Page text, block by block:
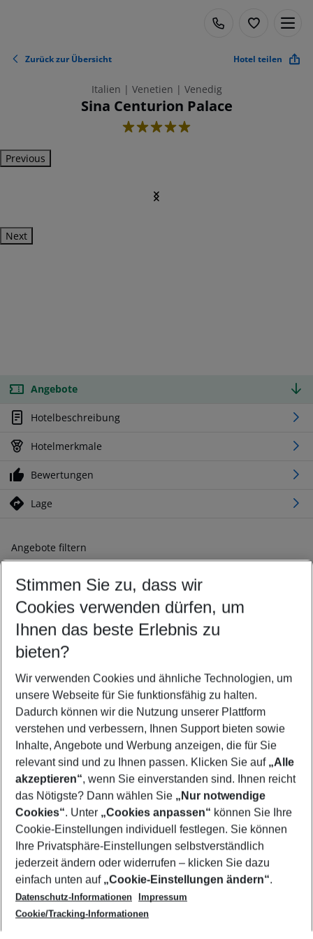
Zurück zur Übersicht Hotel teilen
Italien | Venetien | Venedig
Sina Centurion Palace
5
Previous
Next
Angebote
Hotelbeschreibung
Hotelmerkmale
Bewertungen
Lage
Angebote filtern
Ändern Sie Ihre Kriterien nach Ihren Wünschen
Abflughafen wählen
Beliebiger Abflughafen
Reisezeitraum wählen
09.08.26– 07.08.27 5-8 Nächte
2 Erwachsene Keine Kinder
Mehr Filter anzeigen
Footer
Footer navigation
Über uns
AGB
Cookie-Einstellungen ändern
Cookie-Richtlinie
Datenschutz
Service & Hilfe
Barrierefreies Reisen
Check-in
Folgen Sie uns
Stimmen Sie zu, dass wir
Cookies verwenden dürfen, um
Ihnen das beste Erlebnis zu
bieten?
Wir verwenden Cookies und ähnliche Technologien, um
unsere Webseite für Sie funktionsfähig zu halten.
Dadurch können wir die Nutzung unserer Plattform
verstehen und verbessern, Ihnen Support bieten sowie
Inhalte, Angebote und Werbung anzeigen, die für Sie
relevant sind und zu Ihnen passen. Klicken Sie auf „Alle
akzeptieren“, wenn Sie einverstanden sind. Ihnen reicht
das Nötigste? Dann wählen Sie „Nur notwendige
Cookies“. Unter „Cookies anpassen“ können Sie Ihre
Cookie-Einstellungen individuell festlegen. Sie können
Ihre Privatsphäre-Einstellungen selbstverständlich
jederzeit ändern oder widerrufen – klicken Sie dazu
einfach unten auf „Cookie-Einstellungen ändern“.
Datenschutz-Informationen
Impressum
Cookie/Tracking-Informationen